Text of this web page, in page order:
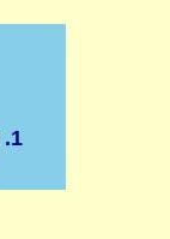
1.